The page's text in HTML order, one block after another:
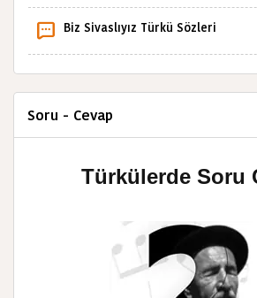
Biz Sivaslıyız Türkü Sözleri
Soru - Cevap
Türkülerde Soru